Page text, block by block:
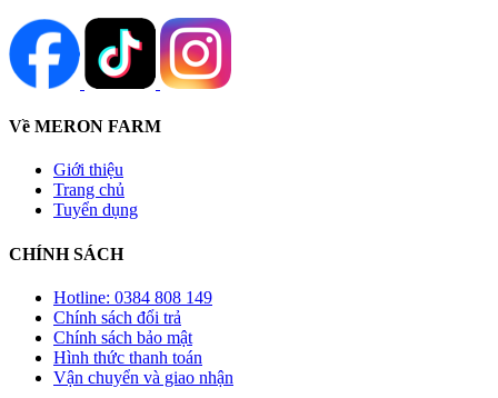
Về MERON FARM
Giới thiệu
Trang chủ
Tuyển dụng
CHÍNH SÁCH
Hotline: 0384 808 149
Chính sách đổi trả
Chính sách bảo mật
Hình thức thanh toán
Vận chuyển và giao nhận